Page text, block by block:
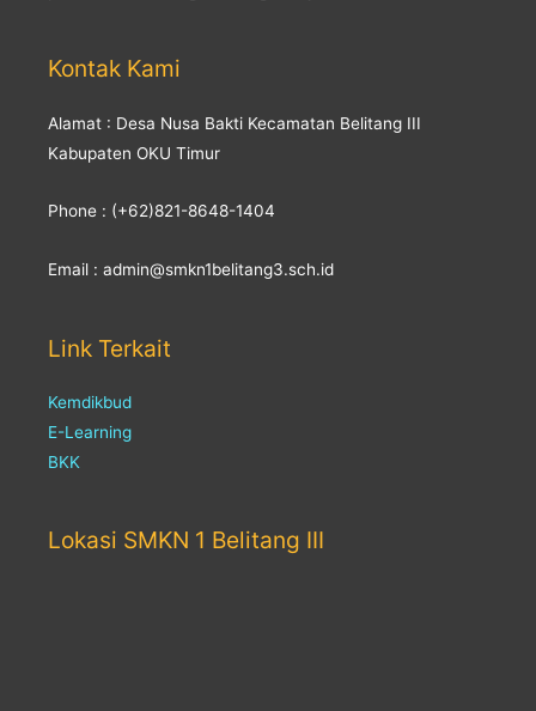
Kontak Kami
Alamat : Desa Nusa Bakti Kecamatan Belitang III
Kabupaten OKU Timur
Phone : (+62)821-8648-1404
Email : admin@smkn1belitang3.sch.id
Link Terkait
Kemdikbud
E-Learning
BKK
Lokasi SMKN 1 Belitang III